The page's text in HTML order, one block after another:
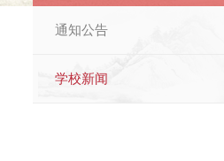
通知公告
学校新闻